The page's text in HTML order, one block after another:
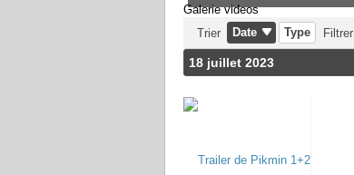
Galerie videos
Trier
Date Type Filtrer
18 juillet 2023